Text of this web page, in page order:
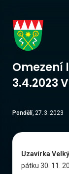
u
Omezení
3.4.2023
Pondělí, 27. 3. 2023
Uzavírka
pátku 30. 11.